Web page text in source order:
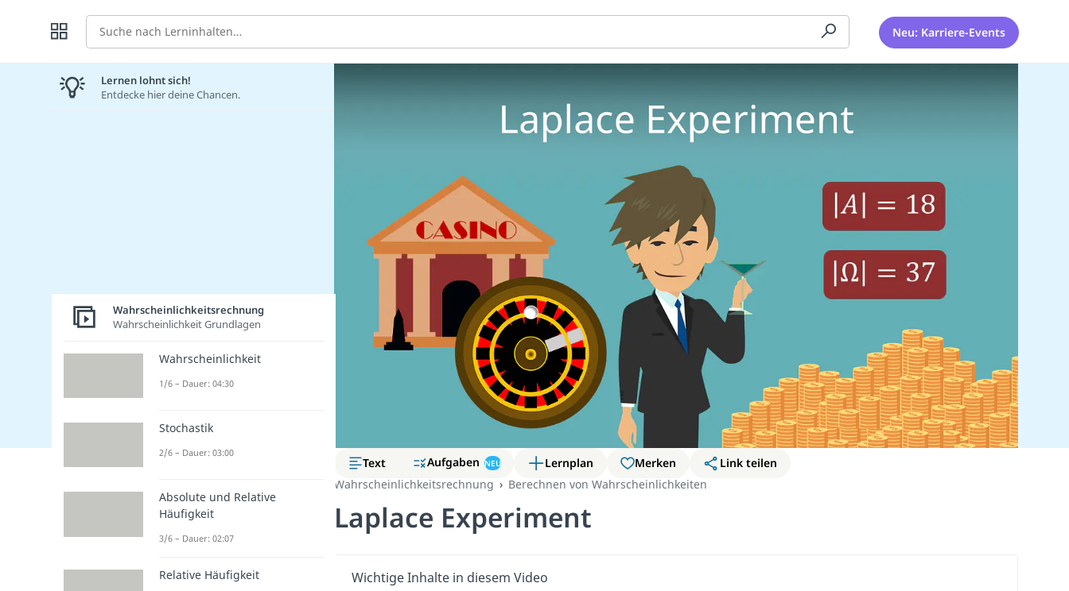
Suche Neu: Karriere-Events
Text Aufgaben NEU Lernplan Merken
Link teilen
Wahrscheinlichkeitsrechnung
Berechnen von Wahrscheinlichkeiten
Laplace Experiment
Wichtige Inhalte in diesem Video
Lernen lohnt sich!
Entdecke hier deine Chancen.
Wahrscheinlichkeitsrechnung
Wahrscheinlichkeit Grundlagen
Wahrscheinlichkeit
1/6 – Dauer: 04:30
Stochastik
2/6 – Dauer: 03:00
Absolute und Relative
Häufigkeit
3/6 – Dauer: 02:07
Relative Häufigkeit